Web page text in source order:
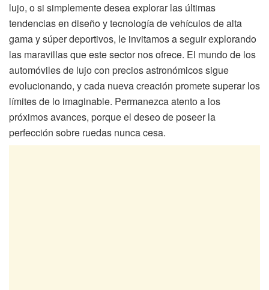
lujo, o si simplemente desea explorar las últimas
tendencias en diseño y tecnología de vehículos de alta
gama y súper deportivos, le invitamos a seguir explorando
las maravillas que este sector nos ofrece. El mundo de los
automóviles de lujo con precios astronómicos sigue
evolucionando, y cada nueva creación promete superar los
límites de lo imaginable. Permanezca atento a los
próximos avances, porque el deseo de poseer la
perfección sobre ruedas nunca cesa.